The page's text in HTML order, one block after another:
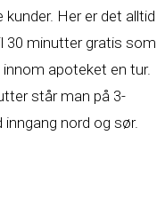
Her er det alltid
30 minutter gratis som
apoteket en tur.
står man på 3-
nord og sør.